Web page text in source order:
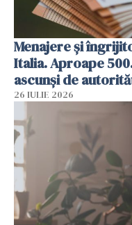
Menajere și
Italia. Aproape
ascunși de
26 IULIE 2026